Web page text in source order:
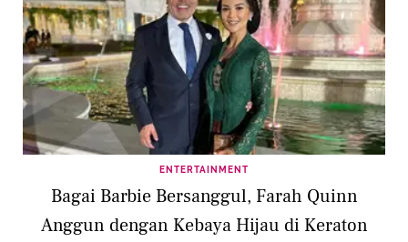
ENTERTAINMENT
Bagai Barbie Bersanggul, Farah Quinn
Anggun dengan Kebaya Hijau di Keraton